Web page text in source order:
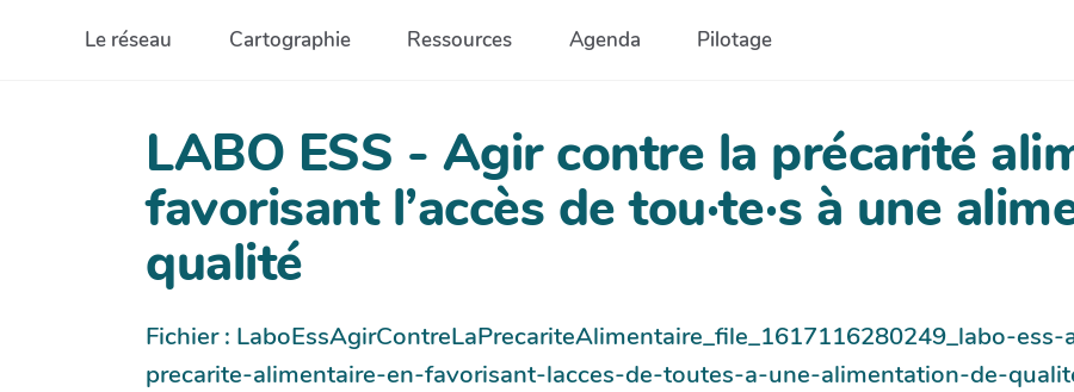
Aller au contenu principal
Le réseau Cartographie Ressources Agenda Pilotage
LABO ESS - Agir contre la précarité
favorisant l’accès de tou·te·s à une
qualité
Fichier : LaboEssAgirContreLaPrecariteAlimentaire_file_1617116280249_labo-
precarite-alimentaire-en-favorisant-lacces-de-toutes-a-une-alimentation-de-